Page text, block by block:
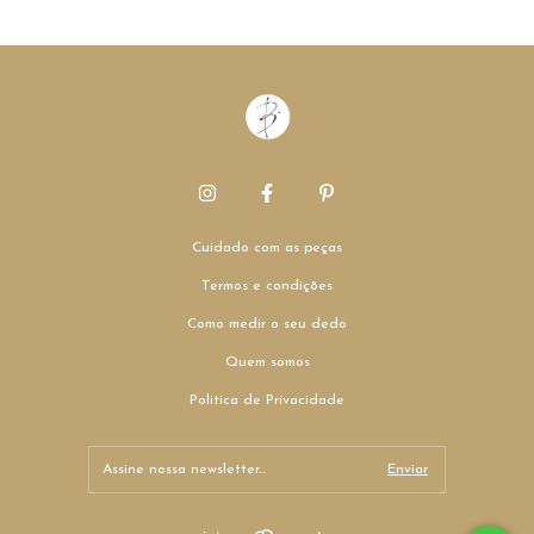
Cuidado com as peças
Termos e condições
Como medir o seu dedo
Quem somos
Politica de Privacidade